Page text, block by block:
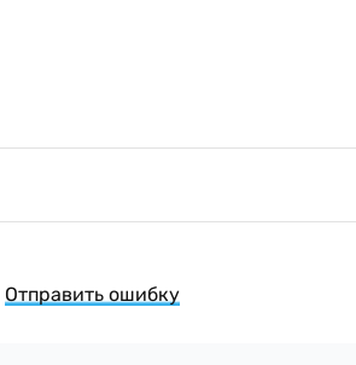
Отправить ошибку